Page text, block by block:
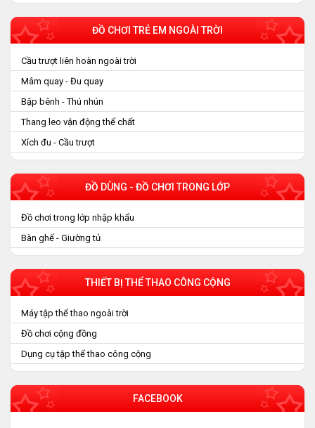
ĐỒ CHƠI TRẺ EM NGOÀI TRỜI
Cầu trượt liên hoàn ngoài trời
Mâm quay - Đu quay
Bập bênh - Thú nhún
Thang leo vận động thể chất
Xích đu - Cầu trượt
ĐỒ DÙNG - ĐỒ CHƠI TRONG LỚP
Đồ chơi trong lớp nhập khẩu
Bàn ghế - Giường tủ
THIẾT BỊ THỂ THAO CÔNG CỘNG
Máy tập thể thao ngoài trời
Đồ chơi cộng đồng
Dụng cụ tập thể thao công cộng
FACEBOOK